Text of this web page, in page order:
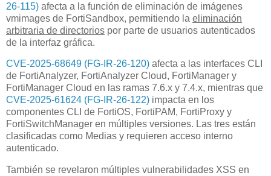
26-115) afecta a la función de eliminación de imágenes
vmimages de FortiSandbox, permitiendo la eliminación
arbitraria de directorios por parte de usuarios autenticados
de la interfaz gráfica.
CVE-2025-68649 (FG-IR-26-120) afecta a las interfaces CLI
de FortiAnalyzer, FortiAnalyzer Cloud, FortiManager y
FortiManager Cloud en las ramas 7.6.x y 7.4.x, mientras que
CVE-2025-61624 (FG-IR-26-122) impacta en los
componentes CLI de FortiOS, FortiPAM, FortiProxy y
FortiSwitchManager en múltiples versiones. Las tres están
clasificadas como Medias y requieren acceso interno
autenticado.
También se revelaron múltiples vulnerabilidades XSS en